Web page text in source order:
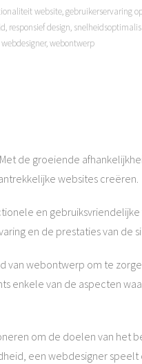
website,gebruikerservaring
, responsief design,
webdesigner,webontwerp
de groeiende
websites creëren.
en
en de prestaties van de
van webontwerp om te
enkele van de aspecten
om de doelen van het
een webdesigner